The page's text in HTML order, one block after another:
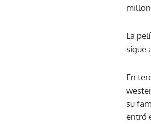
La
sigue
En
su
entró